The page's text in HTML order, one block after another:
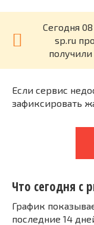
Cегодня
sp.ru
Если сервис
зафиксировать
Что сегодня с
График
последние 14